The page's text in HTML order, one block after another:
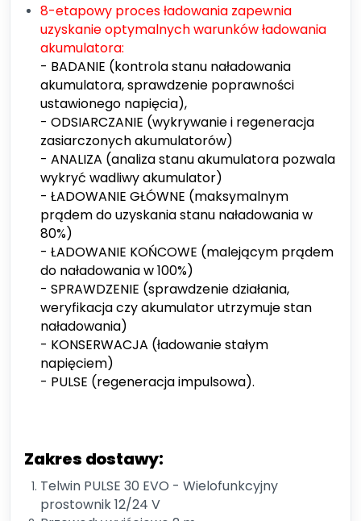
8-etapowy proces ładowania zapewnia
uzyskanie optymalnych warunków ładowania
akumulatora:
- BADANIE (kontrola stanu naładowania
akumulatora, sprawdzenie poprawności
ustawionego napięcia),
- ODSIARCZANIE (wykrywanie i regeneracja
zasiarczonych akumulatorów)
- ANALIZA (analiza stanu akumulatora pozwala
wykryć wadliwy akumulator)
- ŁADOWANIE GŁÓWNE (maksymalnym
prądem do uzyskania stanu naładowania w
80%)
- ŁADOWANIE KOŃCOWE (malejącym prądem
do naładowania w 100%)
- SPRAWDZENIE (sprawdzenie działania,
weryfikacja czy akumulator utrzymuje stan
naładowania)
- KONSERWACJA (ładowanie stałym
napięciem)
- PULSE (regeneracja impulsowa).
Zakres dostawy:
Telwin PULSE 30 EVO - Wielofunkcyjny
prostownik 12/24 V